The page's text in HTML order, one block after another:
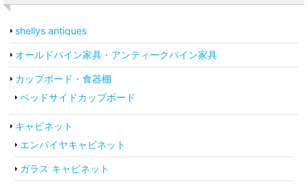
shellys antiques
オールドパイン家具・アンティークパイン家具
カップボード・食器棚
ベッドサイドカップボード
キャビネット
エンパイヤキャビネット
ガラス キャビネット